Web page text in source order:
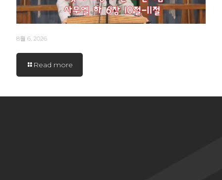
8월 6, 2026
Read more